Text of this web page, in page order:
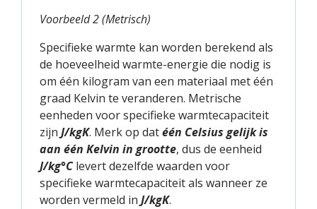
Voorbeeld 2 (Metrisch)
Specifieke warmte kan worden berekend als
de hoeveelheid warmte-energie die nodig is
om één kilogram van een materiaal met één
graad Kelvin te veranderen. Metrische
eenheden voor specifieke warmtecapaciteit
zijn J/kgK. Merk op datéén Celsius gelijk is
aan één Kelvin in grootte, dus de eenheid
J/kg°Clevert dezelfde waarden voor
specifieke warmtecapaciteit als wanneer ze
worden vermeld in J/kgK.